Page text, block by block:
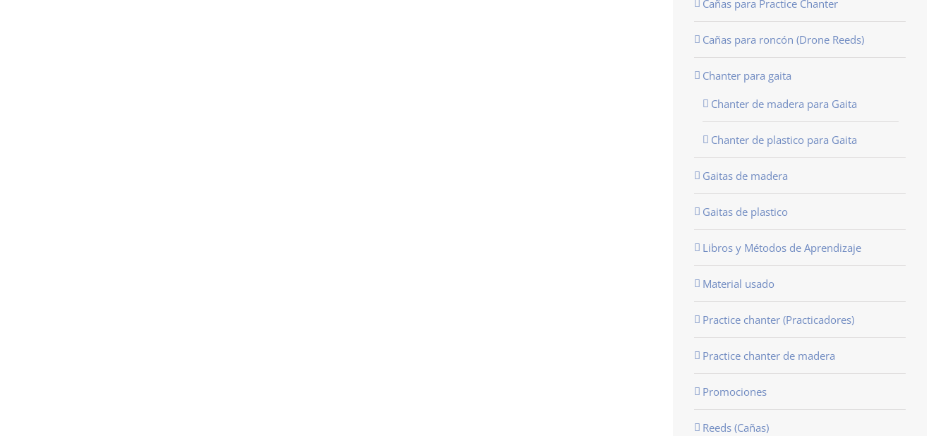
Cañas para Practice Chanter
Cañas para roncón (Drone Reeds)
Chanter para gaita
Chanter de madera para Gaita
Chanter de plastico para Gaita
Gaitas de madera
Gaitas de plastico
Libros y Métodos de Aprendizaje
Material usado
Practice chanter (Practicadores)
Practice chanter de madera
Promociones
Reeds (Cañas)